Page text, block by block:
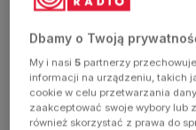
has
occurred
(see the
Dbamy o Twoją
My i nasi5 partnerzy
informacji na urządzeniu, takich
cookie w celu przetwarzania
zaakceptować swoje wybory lub
również skorzystać z prawa do